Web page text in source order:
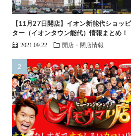
【11月27日開店】イオン新能代ショッ
ター（イオンタウン能代）情報まとめ！
2021.09.22 開店・閉店情報